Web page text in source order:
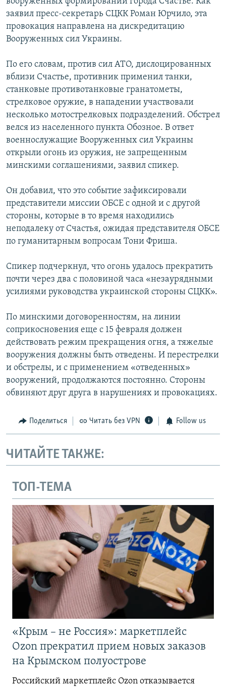
заявил пресс-секретарь СЦКК Роман Юрчило, эта
провокация направлена на дискредитацию
Вооруженных сил Украины.
По его словам, против сил АТО, дислоцированных
вблизи Счастье, противник применил танки,
станковые противотанковые гранатометы,
стрелковое оружие, в нападении участвовали
несколько мотострелковых подразделений. Обстрел
велся из населенного пункта Обозное. В ответ
военнослужащие Вооруженных сил Украины
открыли огонь из оружия, не запрещенным
минскими соглашениями, заявил спикер.
Он добавил, что это событие зафиксировали
представители миссии ОБСЕ с одной и с другой
стороны, которые в то время находились
неподалеку от Счастья, ожидая представителя ОБСЕ
по гуманитарным вопросам Тони Фриша.
Спикер подчеркнул, что огонь удалось прекратить
почти через два с половиной часа «незаурядными
усилиями руководства украинской стороны СЦКК».
По минскими договоренностям, на линии
соприкосновения еще с 15 февраля должен
действовать режим прекращения огня, а тяжелые
вооружения должны быть отведены. И перестрелки
и обстрелы, и с применением «отведенных»
вооружений, продолжаются постоянно. Стороны
обвиняют друг друга в нарушениях и провокациях.
Поделиться Читать без VPN Follow us
ЧИТАЙТЕ ТАКЖЕ:
ТОП-ТЕМА
«Крым – не Россия»: маркетплейс
Ozon прекратил прием новых заказов
на Крымском полуострове
Российский маркетплейс Ozon отказывается